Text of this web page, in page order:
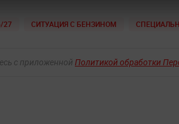
27 СИТУАЦИЯ С БЕНЗИНОМ
с приложенной Политикой обработки